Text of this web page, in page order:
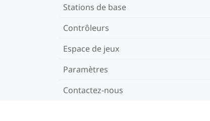
Stations de base
Contrôleurs
Espace de jeux
Paramètres
Contactez-nous